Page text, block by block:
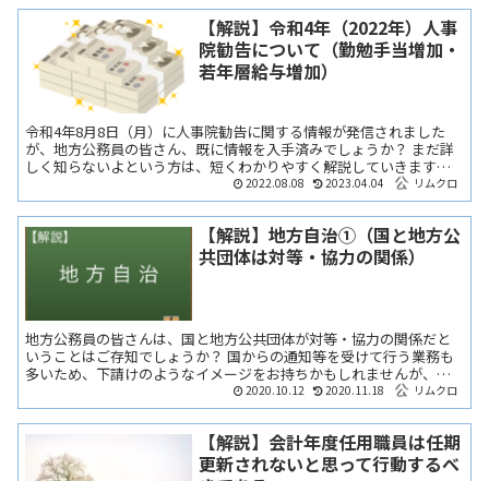
【解説】令和4年（2022年）人事
院勧告について（勤勉手当増加・
若年層給与増加）
令和4年8月8日（月）に人事院勧告に関する情報が発信されました
が、地方公務員の皆さん、既に情報を入手済みでしょうか？ まだ詳
しく知らないよという方は、短くわかりやすく解説していきますの
で、この記事でご確認いただければと思います。 また、人事...
2022.08.08 2023.04.04 リムクロ
【解説】地方自治①（国と地方公
共団体は対等・協力の関係）
地方公務員の皆さんは、国と地方公共団体が対等・協力の関係だと
いうことはご存知でしょうか？ 国からの通知等を受けて行う業務も
多いため、下請けのようなイメージをお持ちかもしれませんが、法
律上は対等関係なんです。 元々日本の地方制度は、中央政府の...
2020.10.12 2020.11.18 リムクロ
【解説】会計年度任用職員は任期
更新されないと思って行動するべ